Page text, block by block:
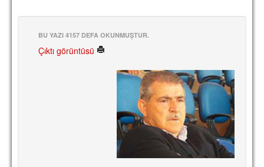
BASINDAN
KUPA MAÇLARI
BU YAZI 4157 DEFA OKUNMUŞTUR.
Çıktı görüntüsü